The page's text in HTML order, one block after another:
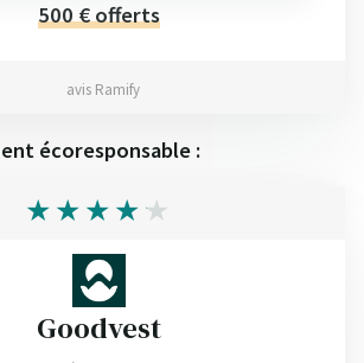
500 € offerts
avis Ramify
écoresponsable :
Goodvest